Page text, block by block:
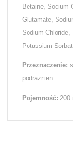
Betaine, Sodium
Glutamate,
Sodium
Potassium
Przeznaczenie:
podrażnień
Pojemność: 200